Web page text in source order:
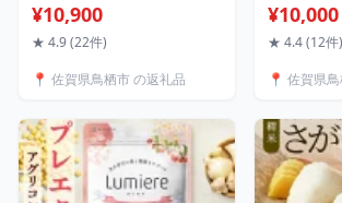
ーラ 飲料
¥10,900
★ 4.9 (22件)
📍 佐賀県鳥栖市 の返礼品
700ml
トル 1ケ
ア バーベ
¥10,000
★ 4.4 (12件)
📍 佐賀県